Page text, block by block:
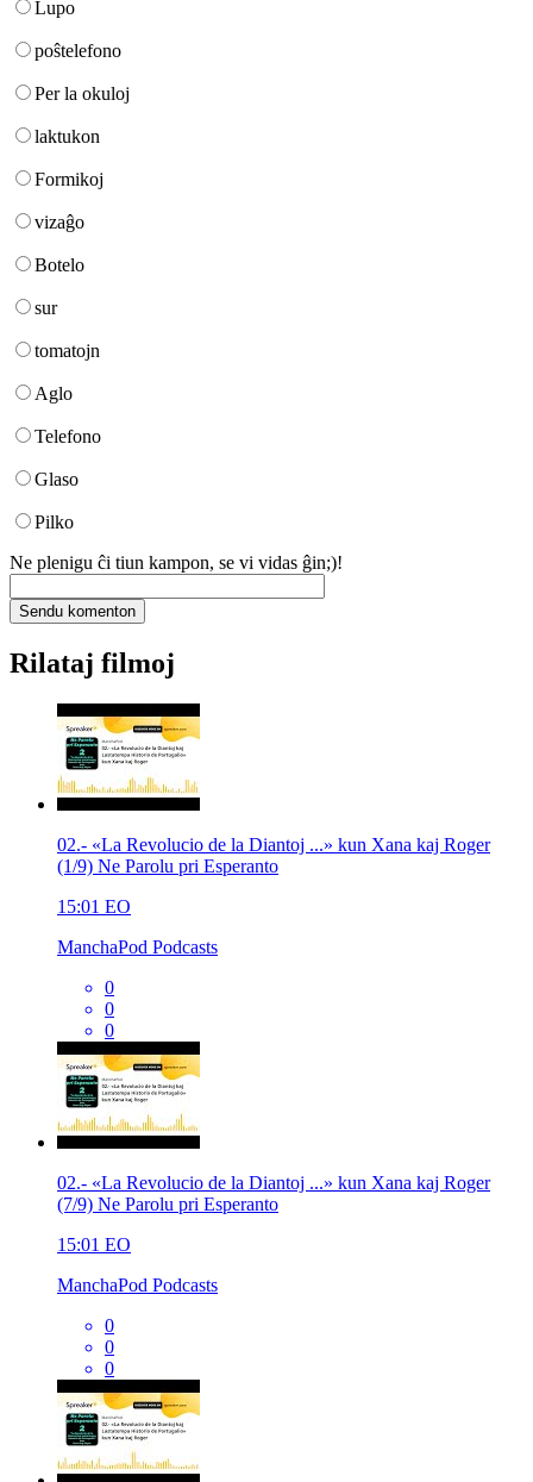
Lupo
poŝtelefono
Per la okuloj
laktukon
Formikoj
vizaĝo
Botelo
sur
tomatojn
Aglo
Telefono
Glaso
Pilko
Ne plenigu ĉi tiun kampon, se vi vidas ĝin;)!
Rilataj filmoj
02.- «La Revolucio de la Diantoj ...» kun Xana kaj Roger
(1/9) Ne Parolu pri Esperanto
15:01 EO
ManchaPod Podcasts
0
0
0
02.- «La Revolucio de la Diantoj ...» kun Xana kaj Roger
(7/9) Ne Parolu pri Esperanto
15:01 EO
ManchaPod Podcasts
0
0
0